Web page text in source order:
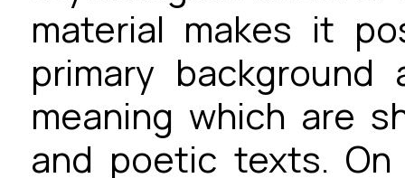
material makes it
primary
meaning which are
and poetic texts.